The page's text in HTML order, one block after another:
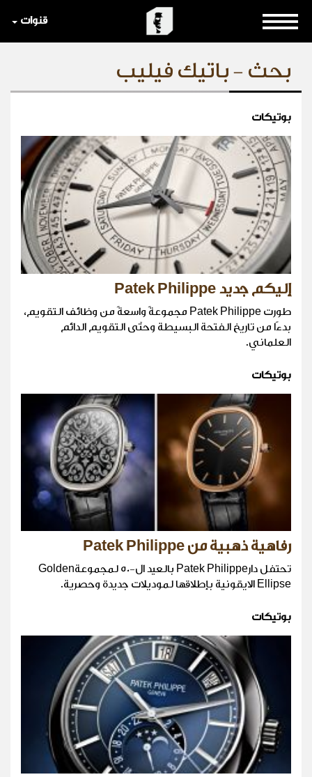
قنوات
بحث - باتيك فيليب
بوتيكات
إليكم جديد Patek Philippe
طورت Patek Philippe مجموعةً واسعةً من وظائف التقويم،
بدءًا من تاريخ الفتحة البسيطة وحتّى التقويم الدائم
العلماني.
بوتيكات
رفاهية ذهبية من Patek Philippe
تحتفل دارPatek Philippe بالعيد ال-50 لمجموعةGolden
Ellipse الايقونية بإطلاقها لموديلات جديدة وحصرية.
بوتيكات